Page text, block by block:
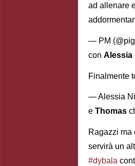
ad allenare
— PM
con Alessia
Finalmente
— Alessia
e Thomas
Ragazzi ma
servirà un
#dybala